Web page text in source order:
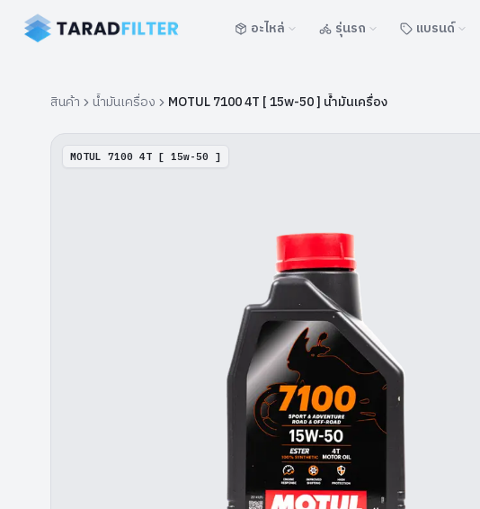
อะไหล่ รุ่นรถ แบรนด์
สินค้า น้ำมันเครื่อง MOTUL 7100 4T [ 15w-50 ] น้ำมันเครื่อง
MOTUL 7100 4T [ 15w-50 ]